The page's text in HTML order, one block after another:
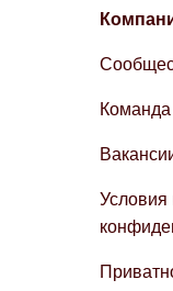
Команда
Условия